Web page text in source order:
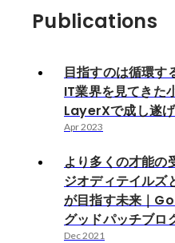
Publications
目指すのは循環す
IT業界を見てきた
LayerXで成し遂
Apr 2023
より多くの才能の
ジオディテイルズ
が目指す未来｜
グッドパッチブロ
Dec 2021